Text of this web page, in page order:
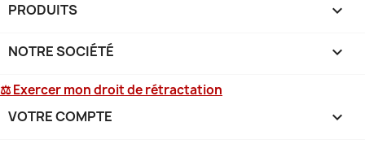
PRODUITS 
NOTRE SOCIÉTÉ 
⚖ Exercer mon droit de rétractation
VOTRE COMPTE 